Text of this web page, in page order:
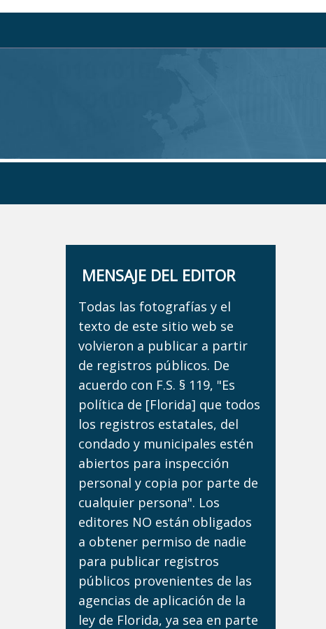
MENSAJE DEL EDITOR
Todas las fotografías y el
texto de este sitio web se
volvieron a publicar a partir
de registros públicos. De
acuerdo con F.S. § 119, "Es
política de [Florida] que todos
los registros estatales, del
condado y municipales estén
abiertos para inspección
personal y copia por parte de
cualquier persona". Los
editores NO están obligados
a obtener permiso de nadie
para publicar registros
públicos provenientes de las
agencias de aplicación de la
ley de Florida, ya sea en parte